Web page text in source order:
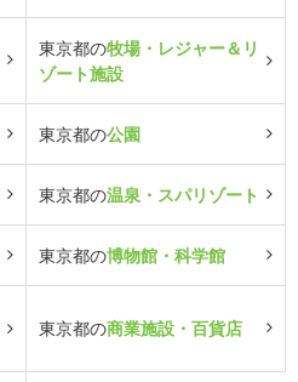
東京都の牧場・レジャー＆リ
ゾート施設
東京都の公園
東京都の温泉・スパリゾート
東京都の博物館・科学館
東京都の商業施設・百貨店